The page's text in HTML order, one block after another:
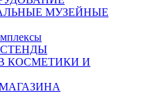
МУЗЕЙНЫЕ
КОСМЕТИКИ И